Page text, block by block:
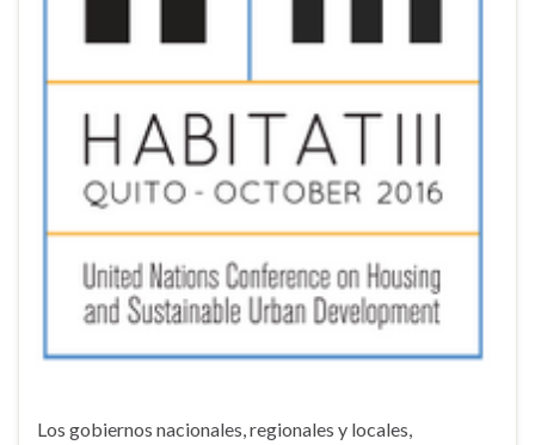
Los gobiernos nacionales, regionales y locales,